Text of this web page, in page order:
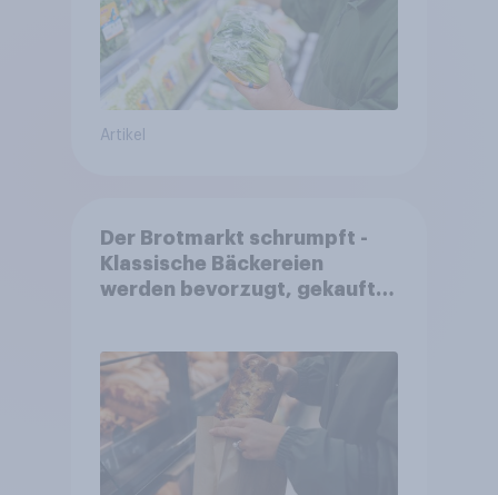
Artikel
Der Brotmarkt schrumpft -
Klassische Bäckereien
werden bevorzugt, gekauft